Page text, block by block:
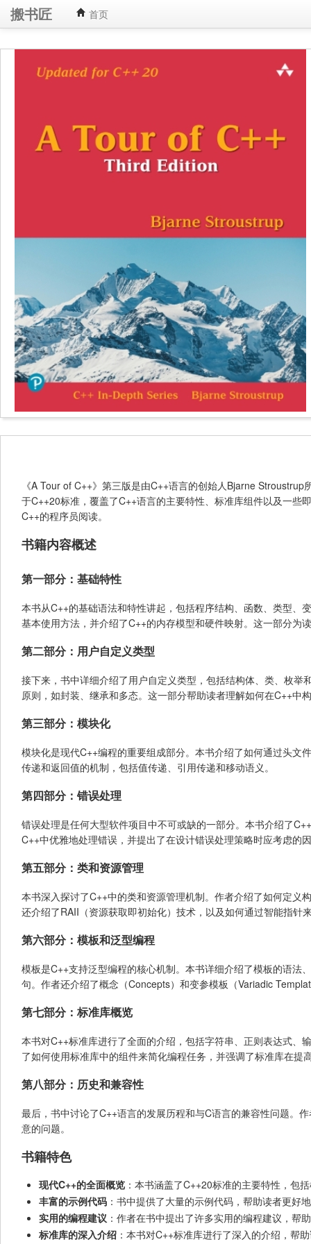
搬书匠 首页
《A Tour of C++》第三版是由C++语言的创始人Bjarne
于C++20标准，覆盖了C++语言的主要特性、标准库组件以及一
C++的程序员阅读。
书籍内容概述
第一部分：基础特性
本书从C++的基础语法和特性讲起，包括程序结构、函数、类型
基本使用方法，并介绍了C++的内存模型和硬件映射。这一部分为
第二部分：用户自定义类型
接下来，书中详细介绍了用户自定义类型，包括结构体、类、枚
原则，如封装、继承和多态。这一部分帮助读者理解如何在C++中
第三部分：模块化
模块化是现代C++编程的重要组成部分。本书介绍了如何通过头
传递和返回值的机制，包括值传递、引用传递和移动语义。
第四部分：错误处理
错误处理是任何大型软件项目中不可或缺的一部分。本书介绍了
C++中优雅地处理错误，并提出了在设计错误处理策略时应考虑的
第五部分：类和资源管理
本书深入探讨了C++中的类和资源管理机制。作者介绍了如何定
还介绍了RAII（资源获取即初始化）技术，以及如何通过智能指针
第六部分：模板和泛型编程
模板是C++支持泛型编程的核心机制。本书详细介绍了模板的语
句。作者还介绍了概念（Concepts）和变参模板（Variadic
第七部分：标准库概览
本书对C++标准库进行了全面的介绍，包括字符串、正则表达式
了如何使用标准库中的组件来简化编程任务，并强调了标准库在提
第八部分：历史和兼容性
最后，书中讨论了C++语言的发展历程和与C语言的兼容性问题。
意的问题。
书籍特色
现代C++的全面概览 ：本书涵盖了C++20标准的主要特性，包
丰富的示例代码 ：书中提供了大量的示例代码，帮助读者更好
实用的编程建议 ：作者在书中提出了许多实用的编程建议，帮
标准库的深入介绍 ：本书对C++标准库进行了深入的介绍，帮